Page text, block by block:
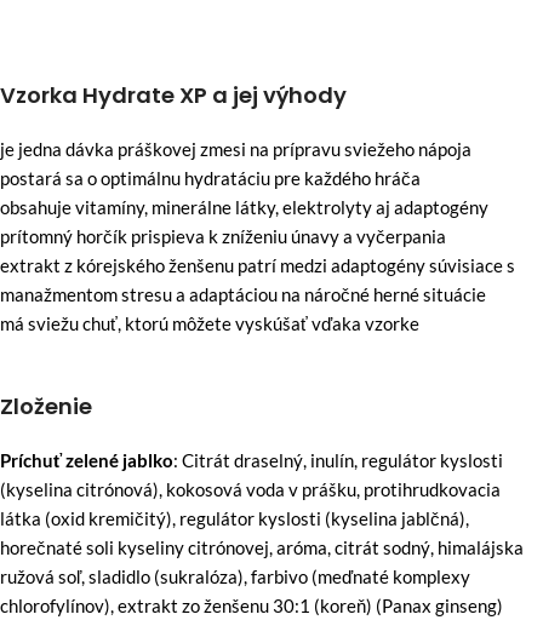
Vzorka Hydrate XP a jej výhody
je jedna dávka práškovej zmesi na prípravu sviežeho nápoja
postará sa o optimálnu hydratáciu pre každého hráča
obsahuje vitamíny, minerálne látky, elektrolyty aj adaptogény
prítomný horčík prispieva k zníženiu únavy a vyčerpania
extrakt z kórejského ženšenu patrí medzi adaptogény súvisiace s
manažmentom stresu a adaptáciou na náročné herné situácie
má sviežu chuť, ktorú môžete vyskúšať vďaka vzorke
Zloženie
Príchuť zelené jablko: Citrát draselný, inulín, regulátor kyslosti
(kyselina citrónová), kokosová voda v prášku, protihrudkovacia
látka (oxid kremičitý), regulátor kyslosti (kyselina jablčná),
horečnaté soli kyseliny citrónovej, aróma, citrát sodný, himalájska
ružová soľ, sladidlo (sukralóza), farbivo (meďnaté komplexy
chlorofylínov), extrakt zo ženšenu 30:1 (koreň) (Panax ginseng)